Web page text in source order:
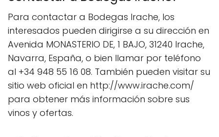
Para contactar a Bodegas Irache, los
interesados pueden dirigirse a su dirección en
Avenida MONASTERIO DE, 1 BAJO, 31240 Irache,
Navarra, España, o bien llamar por teléfono
al +34 948 55 16 08. También pueden visitar su
sitio web oficial en http://www.irache.com/
para obtener más información sobre sus
vinos y ofertas.